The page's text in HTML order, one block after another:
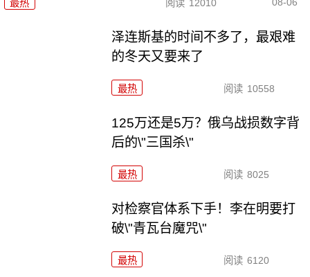
最热 阅读 12010
泽连斯基的时间不多了，最艰难
的冬天又要来了
最热 阅读 10558
125万还是5万？俄乌战损数字背
后的\"三国杀\"
最热 阅读 8025
对检察官体系下手！李在明要打
破\"青瓦台魔咒\"
最热 阅读 6120